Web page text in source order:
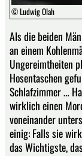
© Ludwig Olah
Als die beiden
an einem
Ungereimtheiten
Hosentaschen
Schlafzimmer …
wirklich einen
voneinander
einig: Falls sie
das Wichtigste,